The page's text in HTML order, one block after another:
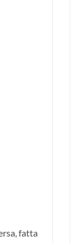
fatta